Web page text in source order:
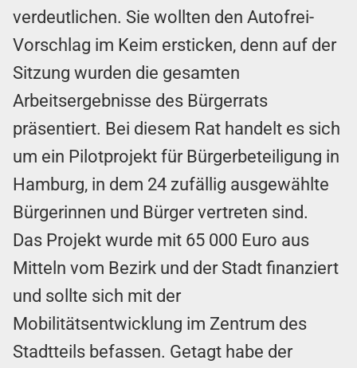
verdeutlichen. Sie wollten den Autofrei-
Vorschlag im Keim ersticken, denn auf der
Sitzung wurden die gesamten
Arbeitsergebnisse des Bürgerrats
präsentiert. Bei diesem Rat handelt es sich
um ein Pilotprojekt für Bürgerbeteiligung in
Hamburg, in dem 24 zufällig ausgewählte
Bürgerinnen und Bürger vertreten sind.
Das Projekt wurde mit 65 000 Euro aus
Mitteln vom Bezirk und der Stadt finanziert
und sollte sich mit der
Mobilitätsentwicklung im Zentrum des
Stadtteils befassen. Getagt habe der